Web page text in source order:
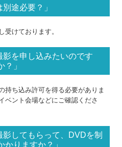
途必要？ 」
受けております。
を申し込みたいのです
？ 」
持ち込み許可を得る必要がありま
ベント会場などにご確認くださ
してもらって、
DVDを制
かりますか？ 」